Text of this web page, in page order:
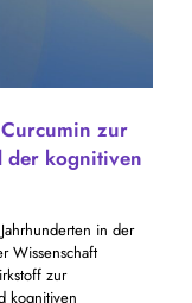
zur
der kognitiven
in der
Wissenschaft
zur
kognitiven